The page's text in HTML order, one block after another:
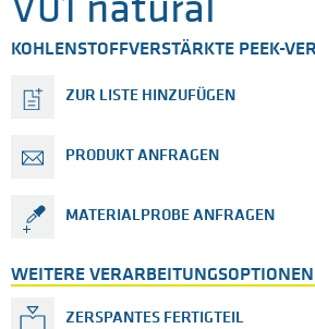
V01 natural
KOHLENSTOFFVERSTÄRKTE PEEK-
ZUR LISTE HINZUFÜGEN
PRODUKT ANFRAGEN
MATERIALPROBE ANFRAGEN
WEITERE
ZERSPANTES FERTIGTEIL